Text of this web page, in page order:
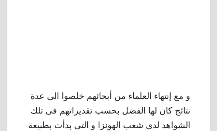
و مع إنتهاء العلماء من أبحاثهم خلصوا الى عدة
نتائج كان لها الفضل بحسب تقديراتهم فى تلك
الشواهد لدى شعب الهونزا و التى بدأت بطبيعة